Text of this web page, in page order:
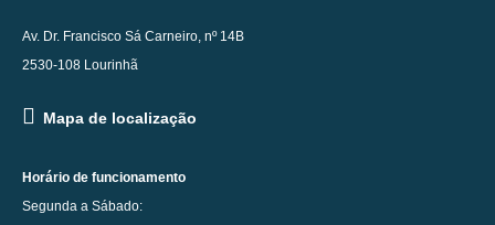
Av. Dr. Francisco Sá Carneiro, nº 14B
2530-108 Lourinhã
Mapa de localização
Horário de funcionamento
Segunda a Sábado: